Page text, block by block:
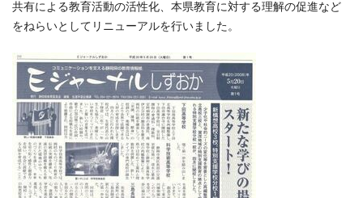
共有による教育活動の活性化、本県教育に対する理解の促進など
をねらいとしてリニューアルを行いました。